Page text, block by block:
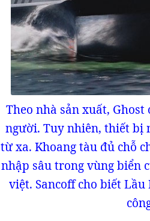
Theo nhà sản xuất,
người. Tuy nhiên, thiết bị
từ xa. Khoang tàu đủ chỗ
nhập sâu trong vùng biển
việt. Sancoff cho biết